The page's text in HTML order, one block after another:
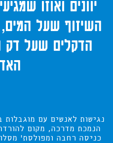
יוונים ואוזו
השיזוף שעל
הדקלים שעל דק
נגישות לאנשים עם מוגבלות
הנמכת מדרכה, מקום
כניסה רחבה ומפולסת'